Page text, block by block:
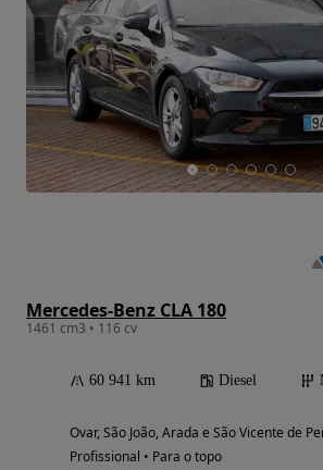
Mercedes-Benz CLA 180
1461 cm3 • 116 cv
60 941 km Diesel
Ovar, São João, Arada e São Vicente de
Profissional • Para o topo